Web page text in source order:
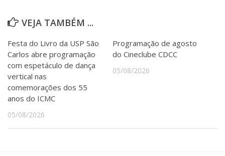
VEJA TAMBÉM ...
Festa do Livro da USP São
Carlos abre programação
com espetáculo de dança
vertical nas
comemorações dos 55
anos do ICMC
05/08/2026
Programação de agosto
do Cineclube CDCC
05/08/2026